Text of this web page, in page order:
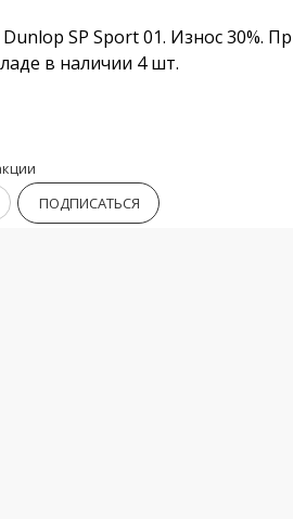
SP Sport 01. Износ 30%.
в наличии 4 шт.
ПОДПИСАТЬСЯ